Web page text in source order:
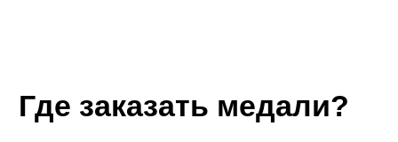
Где заказать медали?